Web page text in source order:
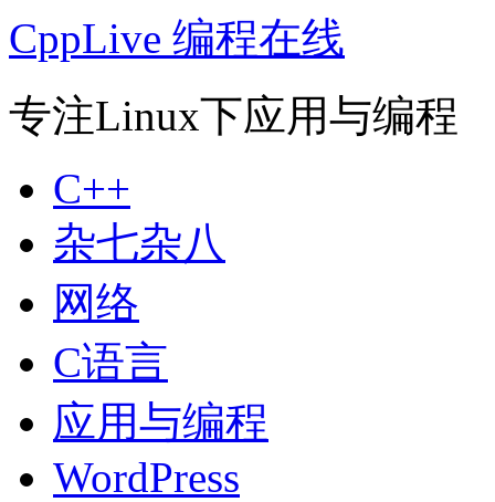
CppLive 编程在线
专注Linux下应用与编程
C++
杂七杂八
网络
C语言
应用与编程
WordPress